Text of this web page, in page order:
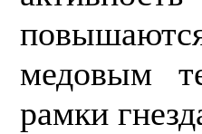
медовым
рамки